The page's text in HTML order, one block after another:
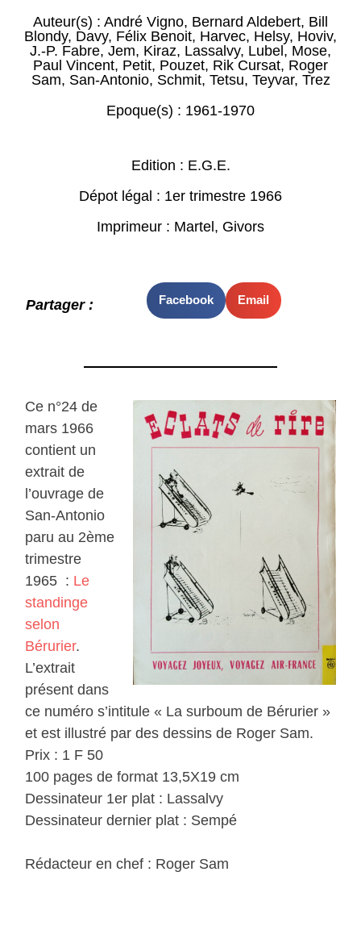
Auteur(s) : André Vigno, Bernard Aldebert, Bill
Blondy, Davy, Félix Benoit, Harvec, Helsy, Hoviv,
J.-P. Fabre, Jem, Kiraz, Lassalvy, Lubel, Mose,
Paul Vincent, Petit, Pouzet, Rik Cursat, Roger
Sam, San-Antonio, Schmit, Tetsu, Teyvar, Trez
Epoque(s) : 1961-1970
Edition : E.G.E.
Dépot légal : 1er trimestre 1966
Imprimeur : Martel, Givors
Partager : Facebook Email
Ce n°24 de
mars 1966
contient un
extrait de
l’ouvrage de
San-Antonio
paru au 2ème
trimestre
1965 : Le
standinge
selon
Bérurier.
L’extrait
présent dans
ce numéro s’intitule « La surboum de Bérurier »
et est illustré par des dessins de Roger Sam.
Prix : 1 F 50
100 pages de format 13,5X19 cm
Dessinateur 1er plat : Lassalvy
Dessinateur dernier plat : Sempé
Rédacteur en chef : Roger Sam